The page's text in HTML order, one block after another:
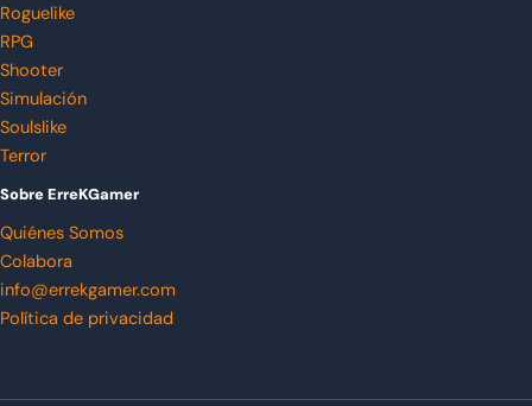
Roguelike
RPG
Shooter
Simulación
Soulslike
Terror
Sobre ErreKGamer
Quiénes Somos
Colabora
info@errekgamer.com
Política de privacidad